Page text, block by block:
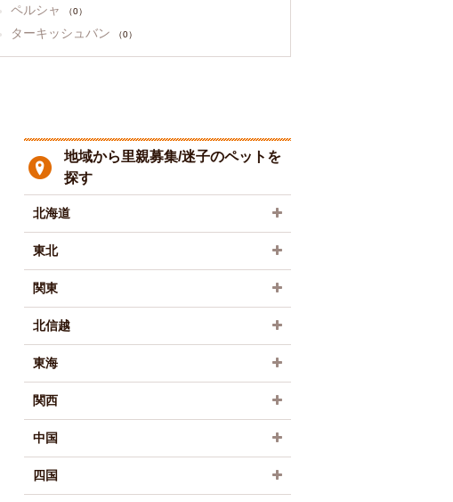
ペルシャ （0）
ターキッシュバン （0）
地域から里親募集/迷子のペットを
探す
北海道
東北
関東
北信越
東海
関西
中国
四国